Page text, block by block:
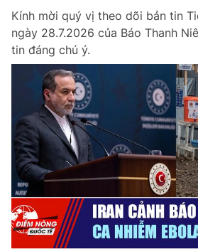
Giấy phép xuất bản số 110/GP - BTTTT
© 2003-2026 Bản quyền thuộc về Báo
dưới mọi hình thức nếu không có sự
Phát triển bởi ePi Technologies, JSC.
Kính mời quý vị theo dõi bản tin
ngày 28.7.2026 của Báo Thanh
tin đáng chú ý.